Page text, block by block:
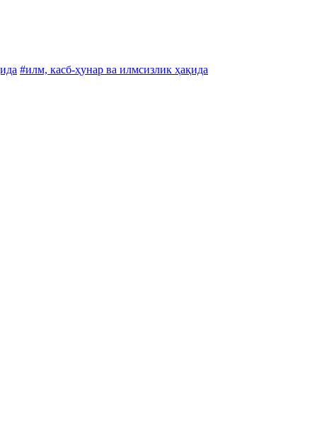
#илм, касб-ҳунар ва илмсизлик ҳақида